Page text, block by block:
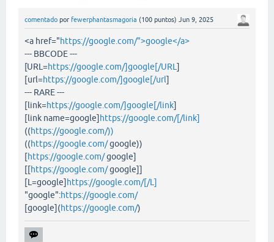
comentado por fewerphantasmagoria (100 puntos) Jun 9, 2025
<a href="https://google.com/">google</a>
--- BBCODE ---
[URL=https://google.com/]google[/URL ]
[url=https://google.com/]google[/url]
--- RARE ---
[link=https://google.com/]google[/link]
[link name=google] https://google.com/[/link]
((https://google.com/))
((https://google.com/google))
[https://google.com/google]
[[https://google.com/google]]
[L=google] https://google.com/[/L]
"google":https://google.com/
[google](https://google.com/)